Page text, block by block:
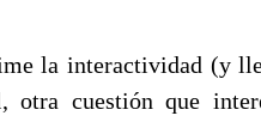
la interactividad (y
otra cuestión que